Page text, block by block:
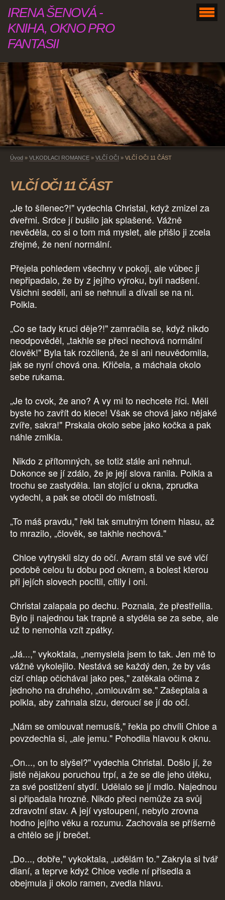
IRENA ŠENOVÁ -
KNIHA, OKNO PRO
FANTASII
Úvod » VLKODLACI ROMANCE » VLČÍ OČI » VLČÍ OČI 11 ČÁST
VLČÍ OČI 11 ČÁST
„Je to šílenec?!" vydechla Christal, když zmizel za
dveřmi. Srdce jí bušilo jak splašené. Vážně
nevěděla, co si o tom má myslet, ale přišlo ji zcela
zřejmé, že není normální.
Přejela pohledem všechny v pokoji, ale vůbec ji
nepřipadalo, že by z jejího výroku, byli nadšení.
Všichni seděli, ani se nehnuli a dívali se na ni.
Polkla.
„Co se tady kruci děje?!" zamračila se, když nikdo
neodpověděl, „takhle se přeci nechová normální
člověk!" Byla tak rozčilená, že si ani neuvědomila,
jak se nyní chová ona. Křičela, a máchala okolo
sebe rukama.
„Je to cvok, že ano? A vy mi to nechcete říci. Měli
byste ho zavřít do klece! Však se chová jako nějaké
zvíře, sakra!" Prskala okolo sebe jako kočka a pak
náhle zmlkla.
Nikdo z přítomných, se totiž stále ani nehnul.
Dokonce se jí zdálo, že je její slova ranila. Polkla a
trochu se zastyděla. Ian stojící u okna, zprudka
vydechl, a pak se otočil do místnosti.
„To máš pravdu," řekl tak smutným tónem hlasu, až
to mrazilo, „člověk, se takhle nechová."
Chloe vytryskli slzy do očí. Avram stál ve své vlčí
podobě celou tu dobu pod oknem, a bolest kterou
při jejích slovech pocítil, cítily i oni.
Christal zalapala po dechu. Poznala, že přestřelila.
Bylo ji najednou tak trapně a styděla se za sebe, ale
už to nemohla vzít zpátky.
„Já...," vykoktala, „nemyslela jsem to tak. Jen mě to
vážně vykolejilo. Nestává se každý den, že by vás
cizí chlap očichával jako pes," zatěkala očima z
jednoho na druhého, „omlouvám se." Zašeptala a
polkla, aby zahnala slzu, deroucí se jí do očí.
„Nám se omlouvat nemusíš," řekla po chvíli Chloe a
povzdechla si, „ale jemu." Pohodila hlavou k oknu.
„On..., on to slyšel?" vydechla Christal. Došlo jí, že
jistě nějakou poruchou trpí, a že se dle jeho útěku,
za své postižení stydí. Udělalo se jí mdlo. Najednou
si připadala hrozně. Nikdo přeci nemůže za svůj
zdravotní stav. A její vystoupení, nebylo zrovna
hodno jejího věku a rozumu. Zachovala se příšerně
a chtělo se jí brečet.
„Do..., dobře," vykoktala, „udělám to." Zakryla si tvář
dlaní, a teprve když Chloe vedle ní přisedla a
obejmula ji okolo ramen, zvedla hlavu.